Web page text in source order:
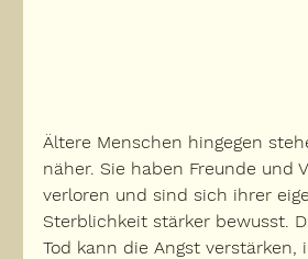
Ältere Menschen hingegen
näher. Sie haben Freunde und
verloren und sind sich ihrer
Sterblichkeit stärker bewusst.
Tod kann die Angst verstärken,